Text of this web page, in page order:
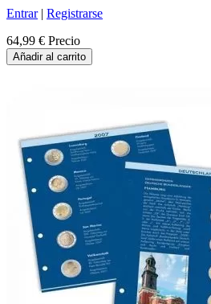
Entrar| Registrarse
64,99 € Precio
Añadir al carrito